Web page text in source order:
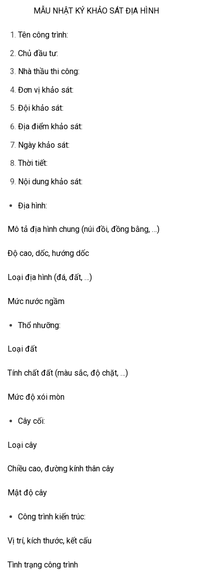
MẪU NHẬT KÝ KHẢO SÁT ĐỊA HÌNH
Tên công trình:
Chủ đầu tư:
Nhà thầu thi công:
Đơn vị khảo sát:
Đội khảo sát:
Địa điểm khảo sát:
Ngày khảo sát:
Thời tiết:
Nội dung khảo sát:
Địa hình:
Mô tả địa hình chung (núi đồi, đồng bằng, …)
Độ cao, dốc, hướng dốc
Loại địa hình (đá, đất, …)
Mức nước ngầm
Thổ nhưỡng:
Loại đất
Tính chất đất (màu sắc, độ chặt, …)
Mức độ xói mòn
Cây cối:
Loại cây
Chiều cao, đường kính thân cây
Mật độ cây
Công trình kiến trúc:
Vị trí, kích thước, kết cấu
Tình trạng công trình